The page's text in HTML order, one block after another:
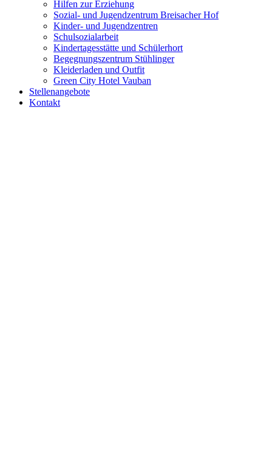
Hilfen zur Erziehung
Sozial- und Jugendzentrum Breisacher Hof
Kinder- und Jugendzentren
Schulsozialarbeit
Kindertagesstätte und Schülerhort
Begegnungszentrum Stühlinger
Kleiderladen und Outfit
Green City Hotel Vauban
Stellenangebote
Kontakt